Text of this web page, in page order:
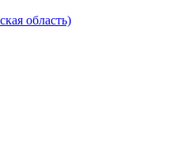
область)